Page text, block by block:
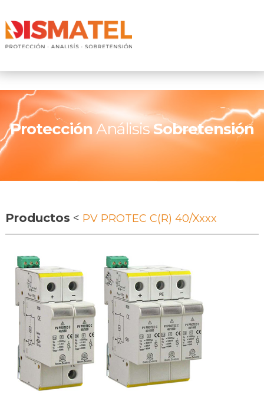
Protección AnálisisSobretensión
Productos < PV PROTEC C(R) 40/xxxx